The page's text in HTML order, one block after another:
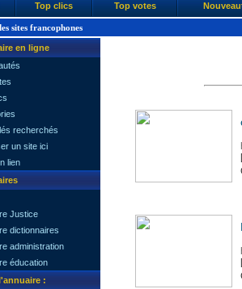
Top clics Top votes
sites francophones
en ligne
recherchés
un site ici
lien
Justice
dictionnaires
administration
éducation
: